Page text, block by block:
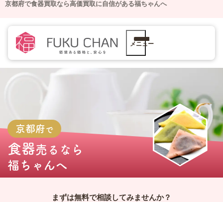
京都府で食器買取なら高価買取に自信がある福ちゃんへ
メニュー
京都府で
食器売るなら
福ちゃんへ
まずは無料で相談してみませんか？